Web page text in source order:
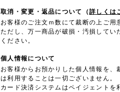
取消・変更・返品について（詳しくは
お客様のご注文ｍ数にて裁断の上ご用
ただし、万一商品が破損・汚損して
ください。
個人情報について
お客様からお預かりした個人情報を
は利用することは一切ございません。
カード決済システムはペイジェントを